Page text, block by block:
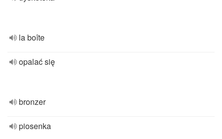
la boîte
opalać się
bronzer
piosenka